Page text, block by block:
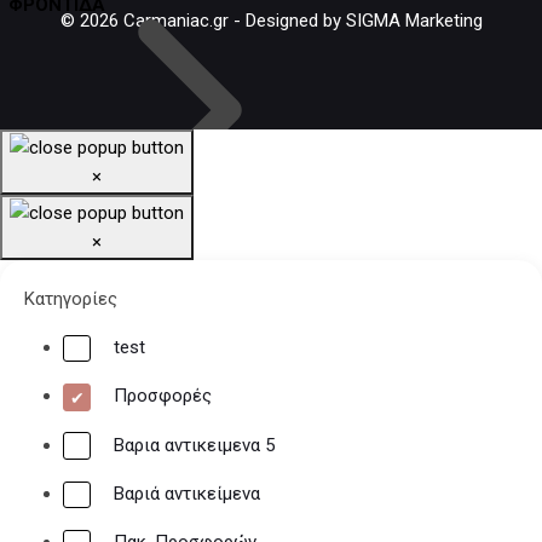
ΦΡΟΝΤΙΔΑ
Αντιψυκτικά
Αρωματικά
Περιποίηση
Πρόσθετα
© 2026 Carmaniac.gr - Designed by SIGMA Marketing
×
×
Κατηγορίες
test
Προσφορές
Βαρια αντικειμενα 5
Βαριά αντικείμενα